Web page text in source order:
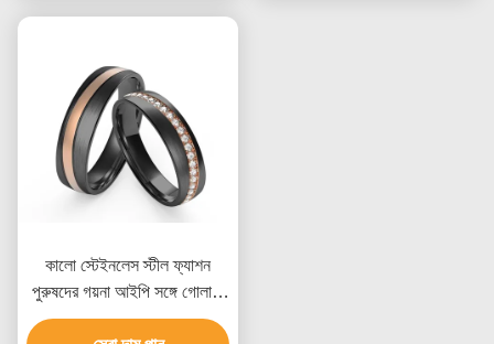
কালো স্টেইনলেস স্টীল ফ্যাশন
পুরুষদের গয়না আইপি সঙ্গে গোলাপী
স্বর্ণের সেট পুরো সারি Zircon রিং